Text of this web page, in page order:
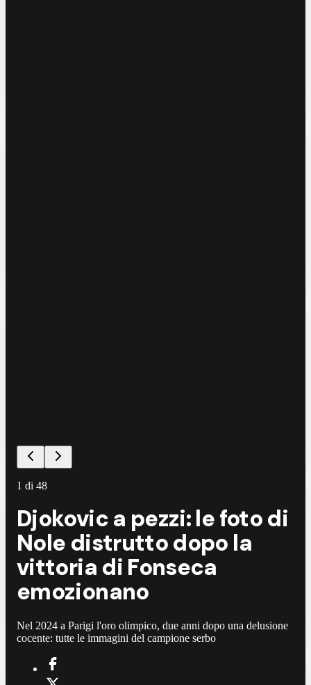
1 di 48
Djokovic a pezzi: le foto di
Nole distrutto dopo la
vittoria di Fonseca
emozionano
Nel 2024 a Parigi l'oro olimpico, due anni dopo una delusione
cocente: tutte le immagini del campione serbo